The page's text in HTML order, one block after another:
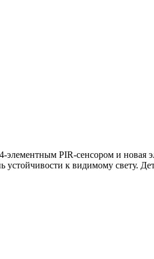
элементным PIR-сенсором и
к видимому свету.